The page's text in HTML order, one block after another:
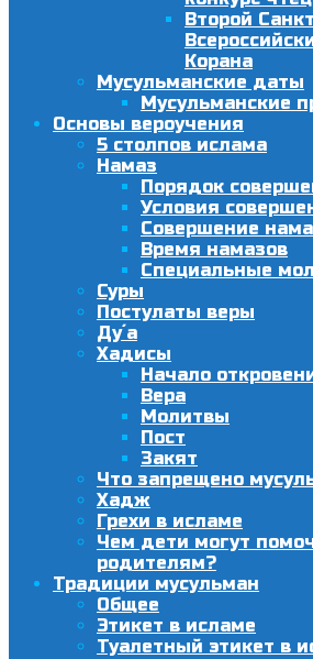
Второй
Корана
Мусульманские даты
Мусульманские
Основы вероучения
5 столпов ислама
Намаз
Порядок
Условия
Совершение
Время намазов
Специальные
Суры
Постулаты веры
Ду´а
Хадисы
Начало
Вера
Молитвы
Пост
Закят
Что запрещено
Хадж
Грехи в исламе
Чем дети могут
родителям?
Традиции мусульман
Общее
Этикет в исламе
Туалетный этикет в